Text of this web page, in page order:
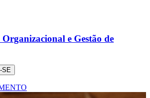
e Gestão de
SE